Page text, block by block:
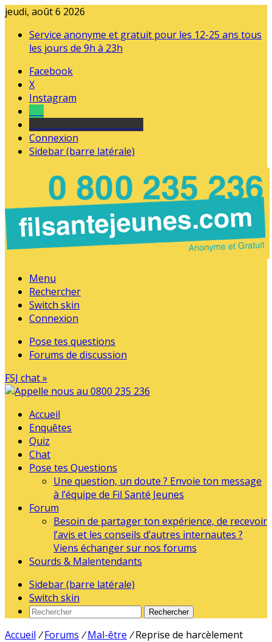
jeudi, août 6 2026
Service anonyme et gratuit pour les 12-25 ans tous
les jours de 9h à 23h
Facebook
X
Instagram
Connexion
Sidebar (barre latérale)
Menu
Rechercher
Switch skin
Connexion
Pose tes questions
Forums de discussion
FSJ chat »
Accueil
Enquêtes
Quiz
Chat
Pose tes Questions
Une question, un doute ? Envoie ton message
à l’équipe de Fil Santé Jeunes
Forum
Besoin de partager ton expérience, de recevoir
l’avis et les conseils d’autres internautes ?
Viens échanger sur nos forums
Sourds & Malentendants
Sidebar (barre latérale)
Switch skin
Rechercher
Accueil / Forums / Mal-être / Reprise de harcèlement